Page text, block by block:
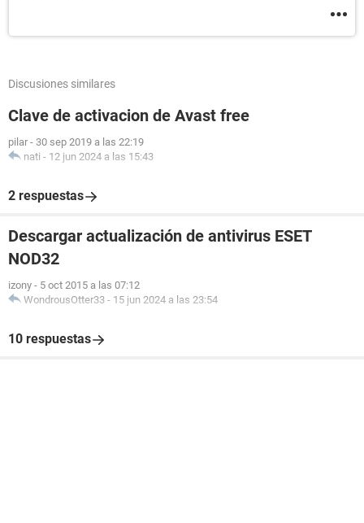
Discusiones similares
Clave de activacion de Avast free
pilar - 30 sep 2019 a las 22:19
nati - 12 jun 2024 a las 15:43
2 respuestas
Descargar actualización de antivirus ESET
NOD32
izony - 5 oct 2015 a las 07:12
WondrousOtter33 - 15 jun 2024 a las 23:54
10 respuestas